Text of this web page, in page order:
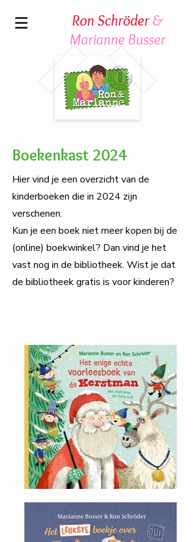
Ron Schröder&
Marianne Busser
Boekenkast 2024
Hier vind je een overzicht van de
kinderboeken die in 2024 zijn
verschenen.
Kun je een boek niet meer kopen bij de
(online) boekwinkel? Dan vind je het
vast nog in de bibliotheek. Wist je dat
de bibliotheek gratis is voor kinderen?